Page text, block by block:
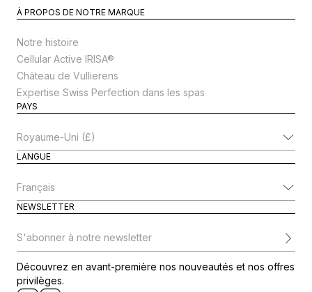
À PROPOS DE NOTRE MARQUE
Notre histoire
Cellular Active IRISA®
Château de Vullierens
Expertise Swiss Perfection dans les spas
PAYS
Modifier le pays
LANGUE
Modifier la langue
NEWSLETTER
S'abonner à notre newsletter
Découvrez en avant-première nos nouveautés et nos offres
privilèges.